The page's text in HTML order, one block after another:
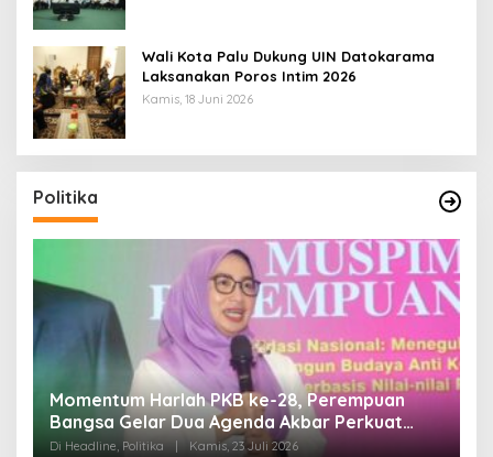
Wali Kota Palu Dukung UIN Datokarama
Laksanakan Poros Intim 2026
Kamis, 18 Juni 2026
Politika
Momentum Harlah PKB ke-28, Perempuan
Bangsa Gelar Dua Agenda Akbar Perkuat
Mesin Organisasi
Di Headline, Politika Kamis, 23 Juli 2026